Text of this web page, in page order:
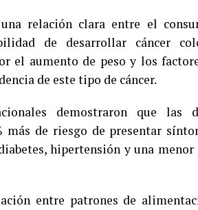
relación clara entre el
de desarrollar cáncer
el aumento de peso y los
de este tipo de cáncer.
demostraron que las
de riesgo de presentar
hipertensión y una
entre patrones de